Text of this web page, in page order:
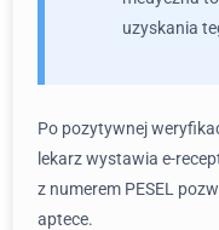
uzyskania
Po pozytywnej
lekarz wystawia e-
z numerem PESEL
aptece.